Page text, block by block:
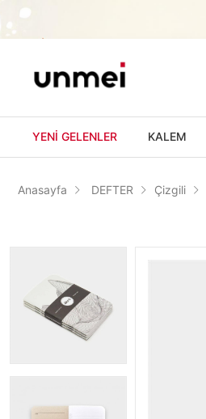
YENİ GELENLER KALEM
Anasayfa DEFTER Çizgili